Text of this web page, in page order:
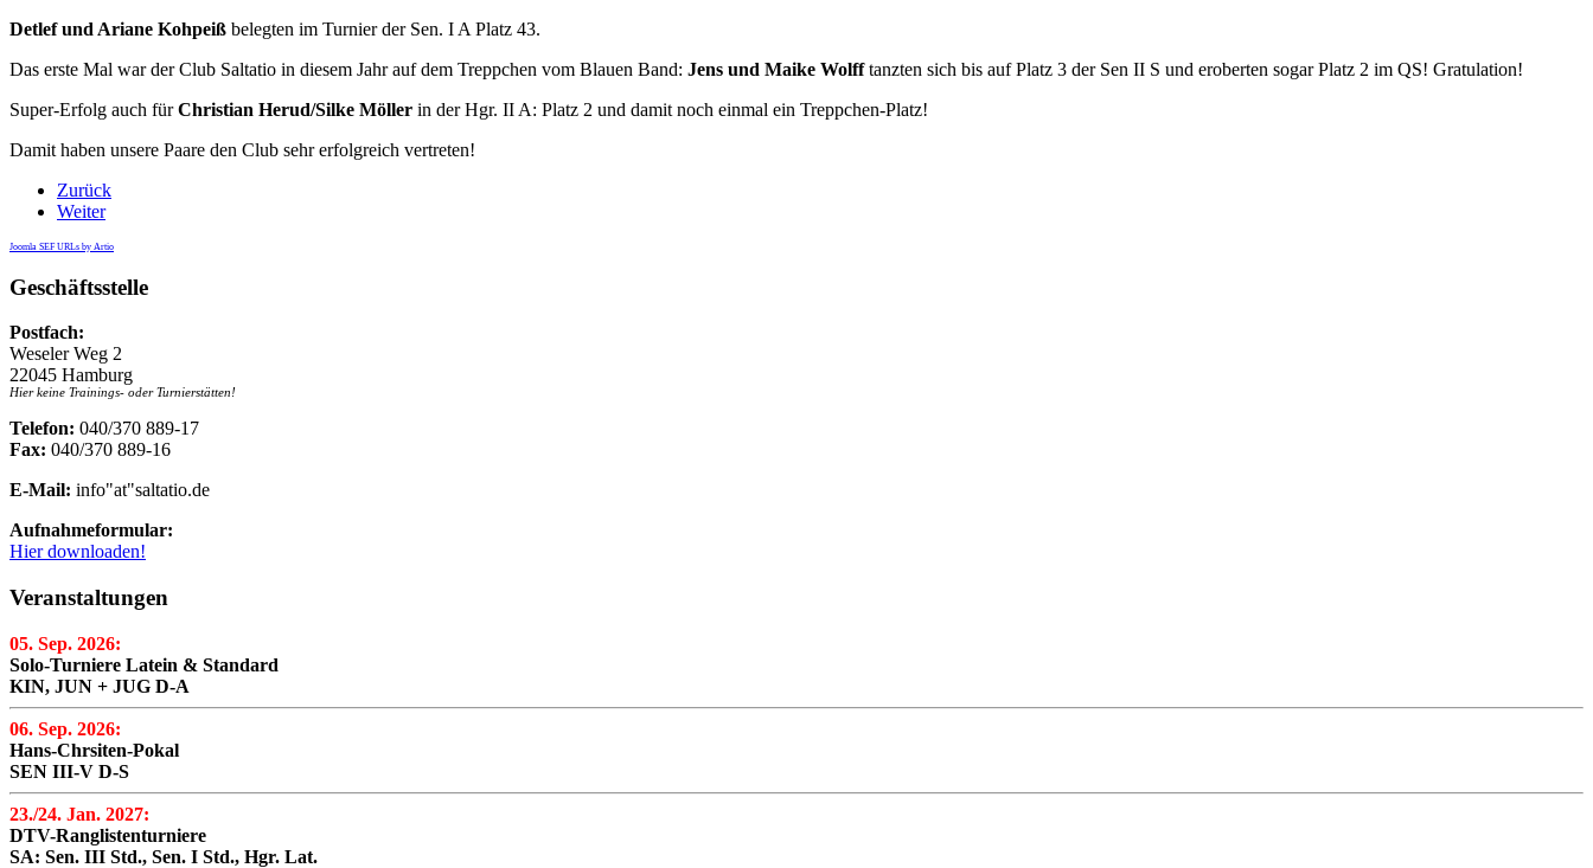
Detlef und Ariane Kohpeiß belegten im Turnier der Sen. I A Platz 43.
Das erste Mal war der Club Saltatio in diesem Jahr auf dem Treppchen vom Blauen Band: Jens und Maike Wolfftanzten sich bis auf Platz 3 der Sen II S und eroberten sogar Platz 2 im QS! Gratulation!
Super-Erfolg auch fürChristian Herud/Silke Möller in der Hgr. II A: Platz 2 und damit noch einmal ein Treppchen-Platz!
Damit haben unsere Paare den Club sehr erfolgreich vertreten!
Zurück
Weiter
Joomla SEF URLs by Artio
Geschäftsstelle
Postfach:
Weseler Weg 2
22045 Hamburg
Hier keine Trainings- oder Turnierstätten!
Telefon: 040/370 889-17
Fax: 040/370 889-16
E-Mail: info"at"saltatio.de
Aufnahmeformular:
Hier downloaden!
Veranstaltungen
05. Sep. 2026:
Solo-Turniere Latein & Standard
KIN, JUN + JUG D-A
06. Sep. 2026:
Hans-Chrsiten-Pokal
SEN III-V D-S
23./24. Jan. 2027:
DTV-Ranglistenturniere
SA: Sen. III Std., Sen. I Std., Hgr. Lat.